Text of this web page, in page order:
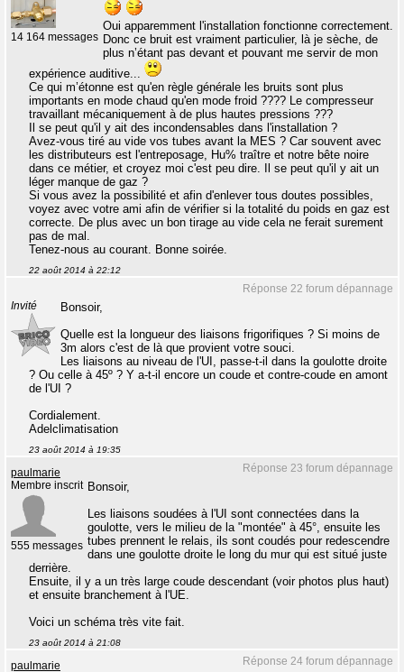
14 164 messages
Oui apparemment l'installation fonctionne correctement.
Donc ce bruit est vraiment particulier, là je sèche, de
plus n’étant pas devant et pouvant me servir de mon
expérience auditive...
Ce qui m’étonne est qu'en règle générale les bruits sont plus
importants en mode chaud qu'en mode froid ???? Le compresseur
travaillant mécaniquement à de plus hautes pressions ???
Il se peut qu'il y ait des incondensables dans l'installation ?
Avez-vous tiré au vide vos tubes avant la MES ? Car souvent avec
les distributeurs est l'entreposage, Hu% traître et notre bête noire
dans ce métier, et croyez moi c'est peu dire. Il se peut qu'il y ait un
léger manque de gaz ?
Si vous avez la possibilité et afin d'enlever tous doutes possibles,
voyez avec votre ami afin de vérifier si la totalité du poids en gaz est
correcte. De plus avec un bon tirage au vide cela ne ferait surement
pas de mal.
Tenez-nous au courant. Bonne soirée.
22 août 2014 à 22:12
Réponse 22 forum dépannage
Invité
Bonsoir,
Quelle est la longueur des liaisons frigorifiques ? Si moins de
3m alors c'est de là que provient votre souci.
Les liaisons au niveau de l'UI, passe-t-il dans la goulotte droite
? Ou celle à 45º ? Y a-t-il encore un coude et contre-coude en amont
de l'UI ?
Cordialement.
Adelclimatisation
23 août 2014 à 19:35
Réponse 23 forum dépannage
paulmarie
Membre inscrit
555 messages
Bonsoir,
Les liaisons soudées à l'UI sont connectées dans la
goulotte, vers le milieu de la "montée" à 45°, ensuite les
tubes prennent le relais, ils sont coudés pour redescendre
dans une goulotte droite le long du mur qui est situé juste
derrière.
Ensuite, il y a un très large coude descendant (voir photos plus haut)
et ensuite branchement à l'UE.
Voici un schéma très vite fait.
23 août 2014 à 21:08
Réponse 24 forum dépannage
paulmarie